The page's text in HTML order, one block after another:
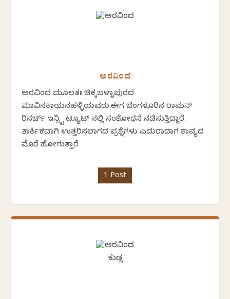
ಅರವಿಂದ
ಅರವಿಂದ ಮೂಲತಃ ಚಿಕ್ಕಬಳ್ಳಾಪುರದ
ಮಾವಿನಕಾಯನಹಳ್ಳಿಯವರು.ಈಗ ಬೆಂಗಳೂರಿನ ರಾಮನ್
ರಿಸರ್ಚ್ ಇನ್ಸ್ಟಿ ಟ್ಯೂಟ್ ನಲ್ಲಿ ಸಂಶೋಧನೆ ನಡೆಸುತ್ತಿದ್ದಾರೆ.
ತಾರ್ಕಿಕವಾಗಿ ಉತ್ತರಿಸಲಾಗದ ಪ್ರಶ್ನೆಗಳು ಎದುರಾದಾಗ ಕಾವ್ಯದ
ಮೊರೆ ಹೋಗುತ್ತಾರೆ
1 Post